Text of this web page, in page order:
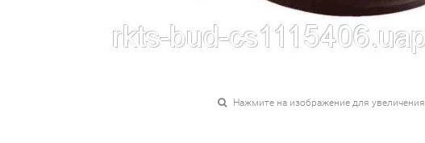
Нажмите на изображение для увеличения